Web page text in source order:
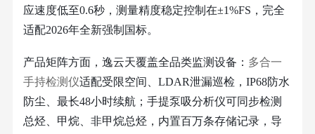
应速度低至0.6秒，测量精度稳定控制在±1%FS，完全
适配2026年全新强制国标。
产品矩阵方面，逸云天覆盖全品类监测设备： 多合一
手持检测仪适配受限空间、 LDAR泄漏巡检，IP68防水
防尘、最长48小时续航；手提泵吸分析仪可同步检测
总烃、甲烷、非甲烷总烃，内置百万条存储记录，导